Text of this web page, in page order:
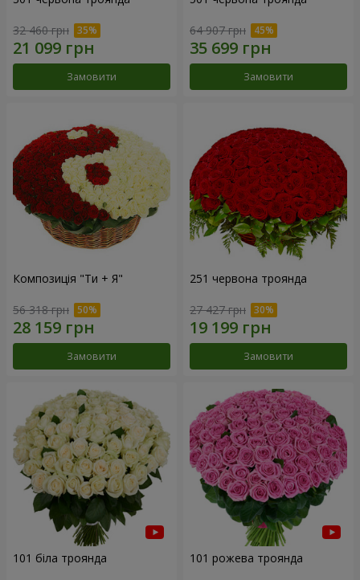
32 460 грн
Замовити
64 907 грн
Замовити
Композиція "Ти + Я"
56 318 грн
Замовити
251 червона троянда
27 427 грн
Замовити
101 біла троянда 101 рожева троянда